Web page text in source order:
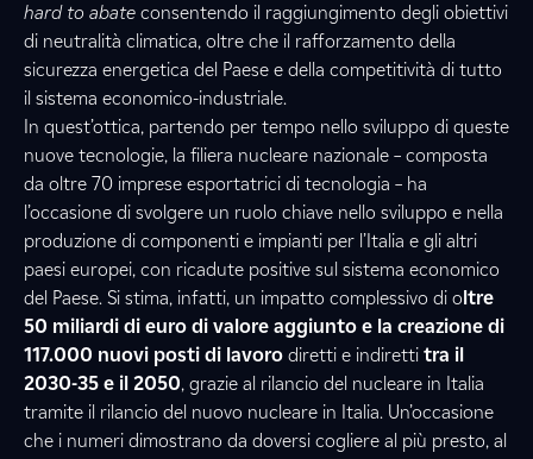
hard to abate consentendo il raggiungimento degli obiettivi
di neutralità climatica, oltre che il rafforzamento della
sicurezza energetica del Paese e della competitività di tutto
il sistema economico-industriale.
In quest’ottica, partendo per tempo nello sviluppo di queste
nuove tecnologie, la filiera nucleare nazionale – composta
da oltre 70 imprese esportatrici di tecnologia – ha
l’occasione di svolgere un ruolo chiave nello sviluppo e nella
produzione di componenti e impianti per l’Italia e gli altri
paesi europei, con ricadute positive sul sistema economico
del Paese. Si stima, infatti, un impatto complessivo di oltre
50 miliardi di euro di valore aggiunto e la creazione di
117.000 nuovi posti di lavoro diretti e indiretti tra il
2030-35 e il 2050, grazie al rilancio del nucleare in Italia
tramite il rilancio del nuovo nucleare in Italia. Un’occasione
che i numeri dimostrano da doversi cogliere al più presto, al